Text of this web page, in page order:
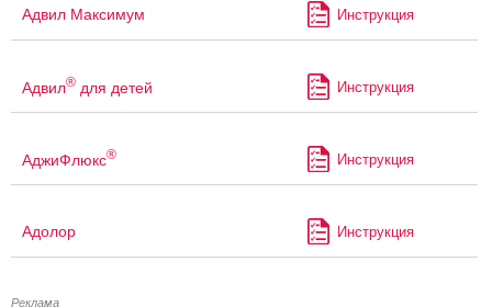
Адвил Максимум Инструкция
Адвил® для детей Инструкция
АджиФлюкс® Инструкция
Адолор Инструкция
Реклама